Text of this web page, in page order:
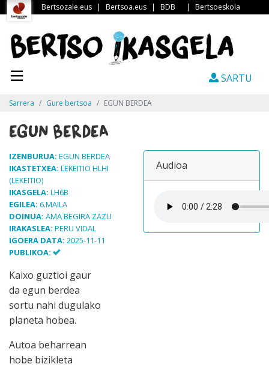
Bertsozale.eus | Bertsoa.eus | BDB | Bertsoeskola
SARTU
Sarrera Gure bertsoa EGUN BERDEA
EGUN BERDEA
IZENBURUA: EGUN BERDEA
IKASTETXEA: LEKEITIO HLHI
(LEKEITIO)
IKASGELA: LH6B
EGILEA: 6.MAILA
DOINUA: AMA BEGIRA ZAZU
IRAKASLEA: PERU VIDAL
IGOERA DATA: 2025-11-11
PUBLIKOA:
Audioa
Kaixo guztioi gaur
da egun berdea
sortu nahi dugulako
planeta hobea.
Autoa beharrean
hobe bizikleta